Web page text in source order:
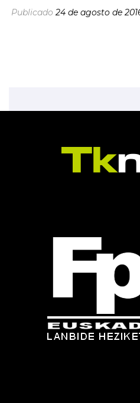
Publicado24 de agosto de